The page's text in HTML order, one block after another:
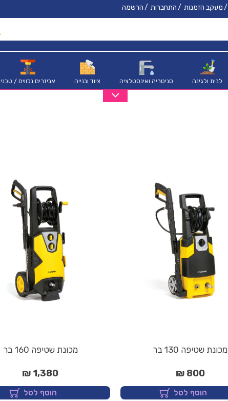
מעקב הזמנות התחברות הרשמה
לבית ולגינה סניטריה ואינסטלציה ציוד ובנייה אביזרים נלווים / טכני
מכונת שטיפה 130 בר
800 ₪
הוסף לסל
מכונת שטיפה 160 בר
1,380 ₪
הוסף לסל